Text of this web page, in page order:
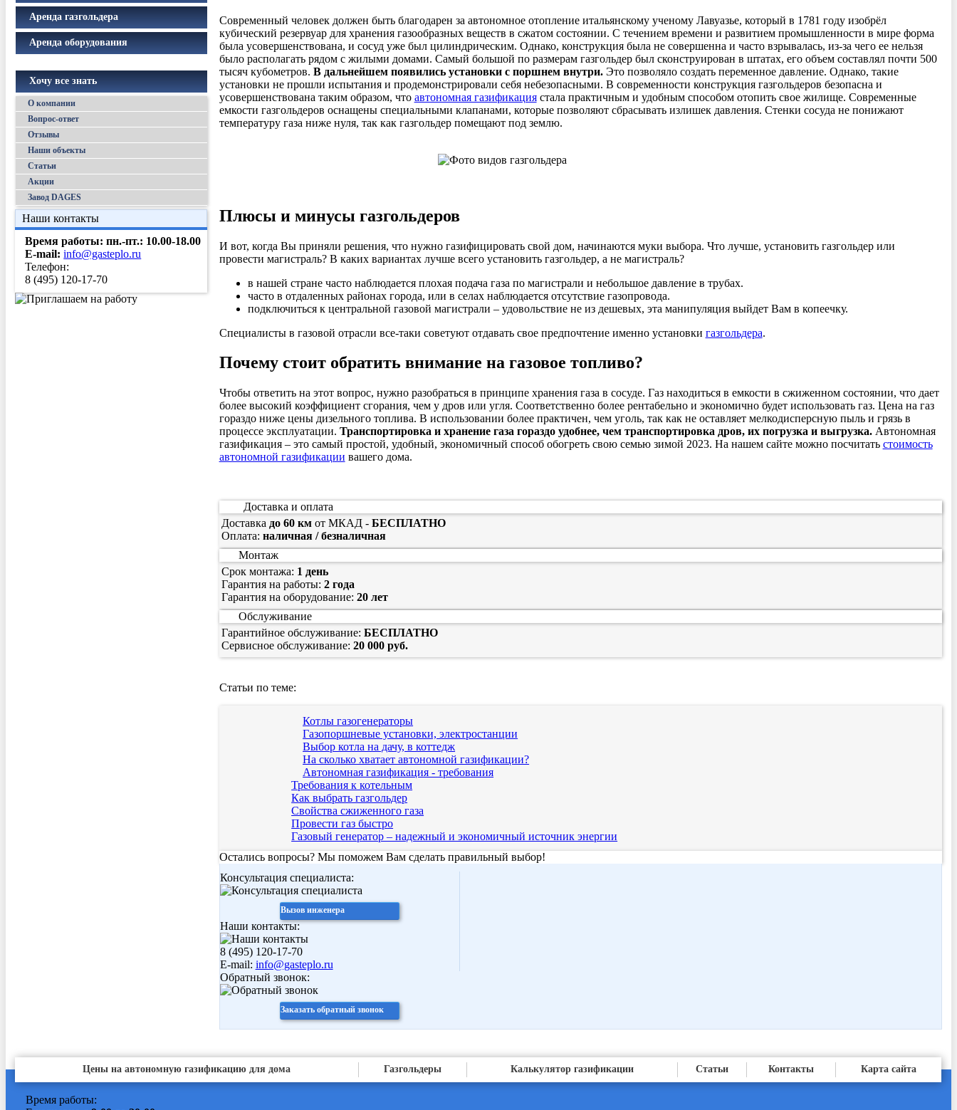
Аренда газгольдера
Аренда оборудования
Хочу все знать
О компании
Вопрос-ответ
Отзывы
Наши объекты
Статьи
Акции
Завод DAGES
Наши контакты
Время работы: пн.-пт.: 10.00-18.00
E-mail: info@gasteplo.ru
Телефон:
8 (495) 120-17-70
Современный человек должен быть благодарен за автономное отопление итальянскому ученому Лавуазье, который в 1781 году изобрёл
кубический резервуар для хранения газообразных веществ в сжатом состоянии. С течением времени и развитием промышленности в мире форма
была усовершенствована, и сосуд уже был цилиндрическим. Однако, конструкция была не совершенна и часто взрывалась, из-за чего ее нельзя
было располагать рядом с жилыми домами. Самый большой по размерам газгольдер был сконструирован в штатах, его объем составлял почти 500
тысяч кубометров. В дальнейшем появились установки с поршнем внутри.Это позволяло создать переменное давление. Однако, такие
установки не прошли испытания и продемонстрировали себя небезопасными. В современности конструкция газгольдеров безопасна и
усовершенствована таким образом, что автономная газификациястала практичным и удобным способом отопить свое жилище. Современные
емкости газгольдеров оснащены специальными клапанами, которые позволяют сбрасывать излишек давления. Стенки сосуда не понижают
температуру газа ниже нуля, так как газгольдер помещают под землю.
Плюсы и минусы газгольдеров
И вот, когда Вы приняли решения, что нужно газифицировать свой дом, начинаются муки выбора. Что лучше, установить газгольдер или
провести магистраль? В каких вариантах лучше всего установить газгольдер, а не магистраль?
в нашей стране часто наблюдается плохая подача газа по магистрали и небольшое давление в трубах.
часто в отдаленных районах города, или в селах наблюдается отсутствие газопровода.
подключиться к центральной газовой магистрали – удовольствие не из дешевых, эта манипуляция выйдет Вам в копеечку.
Специалисты в газовой отрасли все-таки советуют отдавать свое предпочтение именно установки газгольдера.
Почему стоит обратить внимание на газовое топливо?
Чтобы ответить на этот вопрос, нужно разобраться в принципе хранения газа в сосуде. Газ находиться в емкости в сжиженном состоянии, что дает
более высокий коэффициент сгорания, чем у дров или угля. Соответственно более рентабельно и экономично будет использовать газ. Цена на газ
гораздо ниже цены дизельного топлива. В использовании более практичен, чем уголь, так как не оставляет мелкодисперсную пыль и грязь в
процессе эксплуатации. Транспортировка и хранение газа гораздо удобнее, чем транспортировка дров, их погрузка и выгрузка.Автономная
газификация – это самый простой, удобный, экономичный способ обогреть свою семью зимой 2023. На нашем сайте можно посчитать стоимость
автономной газификации вашего дома.
Доставка и оплата
Доставка до 60 кмот МКАД - БЕСПЛАТНО
Оплата: наличная / безналичная
Монтаж
Срок монтажа: 1 день
Гарантия на работы: 2 года
Гарантия на оборудование: 20 лет
Обслуживание
Гарантийное обслуживание: БЕСПЛАТНО
Сервисное обслуживание: 20 000 руб.
Статьи по теме:
Котлы газогенераторы
Газопоршневые установки, электростанции
Выбор котла на дачу, в коттедж
На сколько хватает автономной газификации?
Автономная газификация - требования
Требования к котельным
Как выбрать газгольдер
Свойства сжиженного газа
Провести газ быстро
Газовый генератор – надежный и экономичный источник энергии
Остались вопросы? Мы поможем Вам сделать правильный выбор!
Консультация специалиста:
Вызов инженера
Наши контакты:
8 (495) 120-17-70
E-mail: info@gasteplo.ru
Обратный звонок:
Заказать обратный звонок
Цены на автономную газификацию для дома Газгольдеры Калькулятор газификации Статьи Контакты Карта сайта
Время работы: